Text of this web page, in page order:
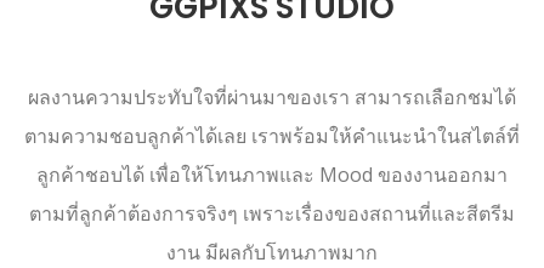
ผลงานความประทับใจที่ผ่านมาของเรา สามารถเลือกชมได้
ตามความชอบลูกค้าได้เลย เราพร้อมให้คำแนะนำในสไตล์ที่
ลูกค้าชอบได้ เพื่อให้โทนภาพและ Mood ของงานออกมา
ตามที่ลูกค้าต้องการจริงๆ เพราะเรื่องของสถานที่และสีตรีม
งาน มีผลกับโทนภาพมาก